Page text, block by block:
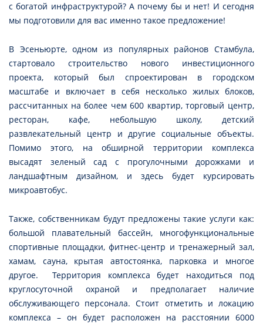
с богатой инфраструктурой? А почему бы и нет! И сегодня
мы подготовили для вас именно такое предложение!
В Эсеньюрте, одном из популярных районов Стамбула,
стартовало строительство нового инвестиционного
проекта, который был спроектирован в городском
масштабе и включает в себя несколько жилых блоков,
рассчитанных на более чем 600 квартир, торговый центр,
ресторан, кафе, небольшую школу, детский
развлекательный центр и другие социальные объекты.
Помимо этого, на обширной территории комплекса
высадят зеленый сад с прогулочными дорожками и
ландшафтным дизайном, и здесь будет курсировать
микроавтобус.
Также, собственникам будут предложены такие услуги как:
большой плавательный бассейн, многофункциональные
спортивные площадки, фитнес-центр и тренажерный зал,
хамам, сауна, крытая автостоянка, парковка и многое
другое. Территория комплекса будет находиться под
круглосуточной охраной и предполагает наличие
обслуживающего персонала. Стоит отметить и локацию
комплекса – он будет расположен на расстоянии 6000